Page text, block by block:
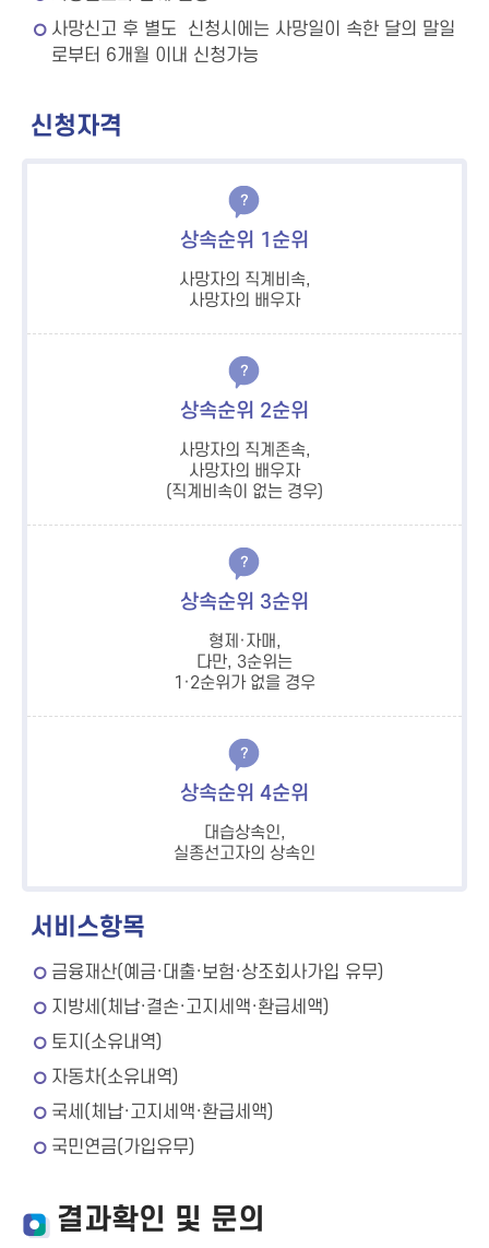
사망신고 후 별도 신청시에는 사망일이 속한 달의 말일
로부터 6개월 이내 신청가능
신청자격
상속순위 1순위
사망자의 직계비속,
사망자의 배우자
상속순위 2순위
사망자의 직계존속,
사망자의 배우자
(직계비속이 없는 경우)
상속순위 3순위
형제·자매,
다만, 3순위는
1·2순위가 없을 경우
상속순위 4순위
대습상속인,
실종선고자의 상속인
서비스항목
금융재산(예금·대출·보험·상조회사가입 유무)
지방세(체납·결손·고지세액·환급세액)
토지(소유내역)
자동차(소유내역)
국세(체납·고지세액·환급세액)
국민연금(가입유무)
결과확인 및 문의